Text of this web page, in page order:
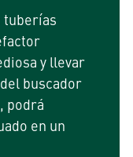
tuberías
y llevar
buscador
podrá
en un